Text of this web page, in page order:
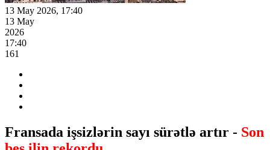
13 May 2026, 17:40
13 May
2026
17:40
161
Fransada işsizlərin sayı sürətlə artır - Son